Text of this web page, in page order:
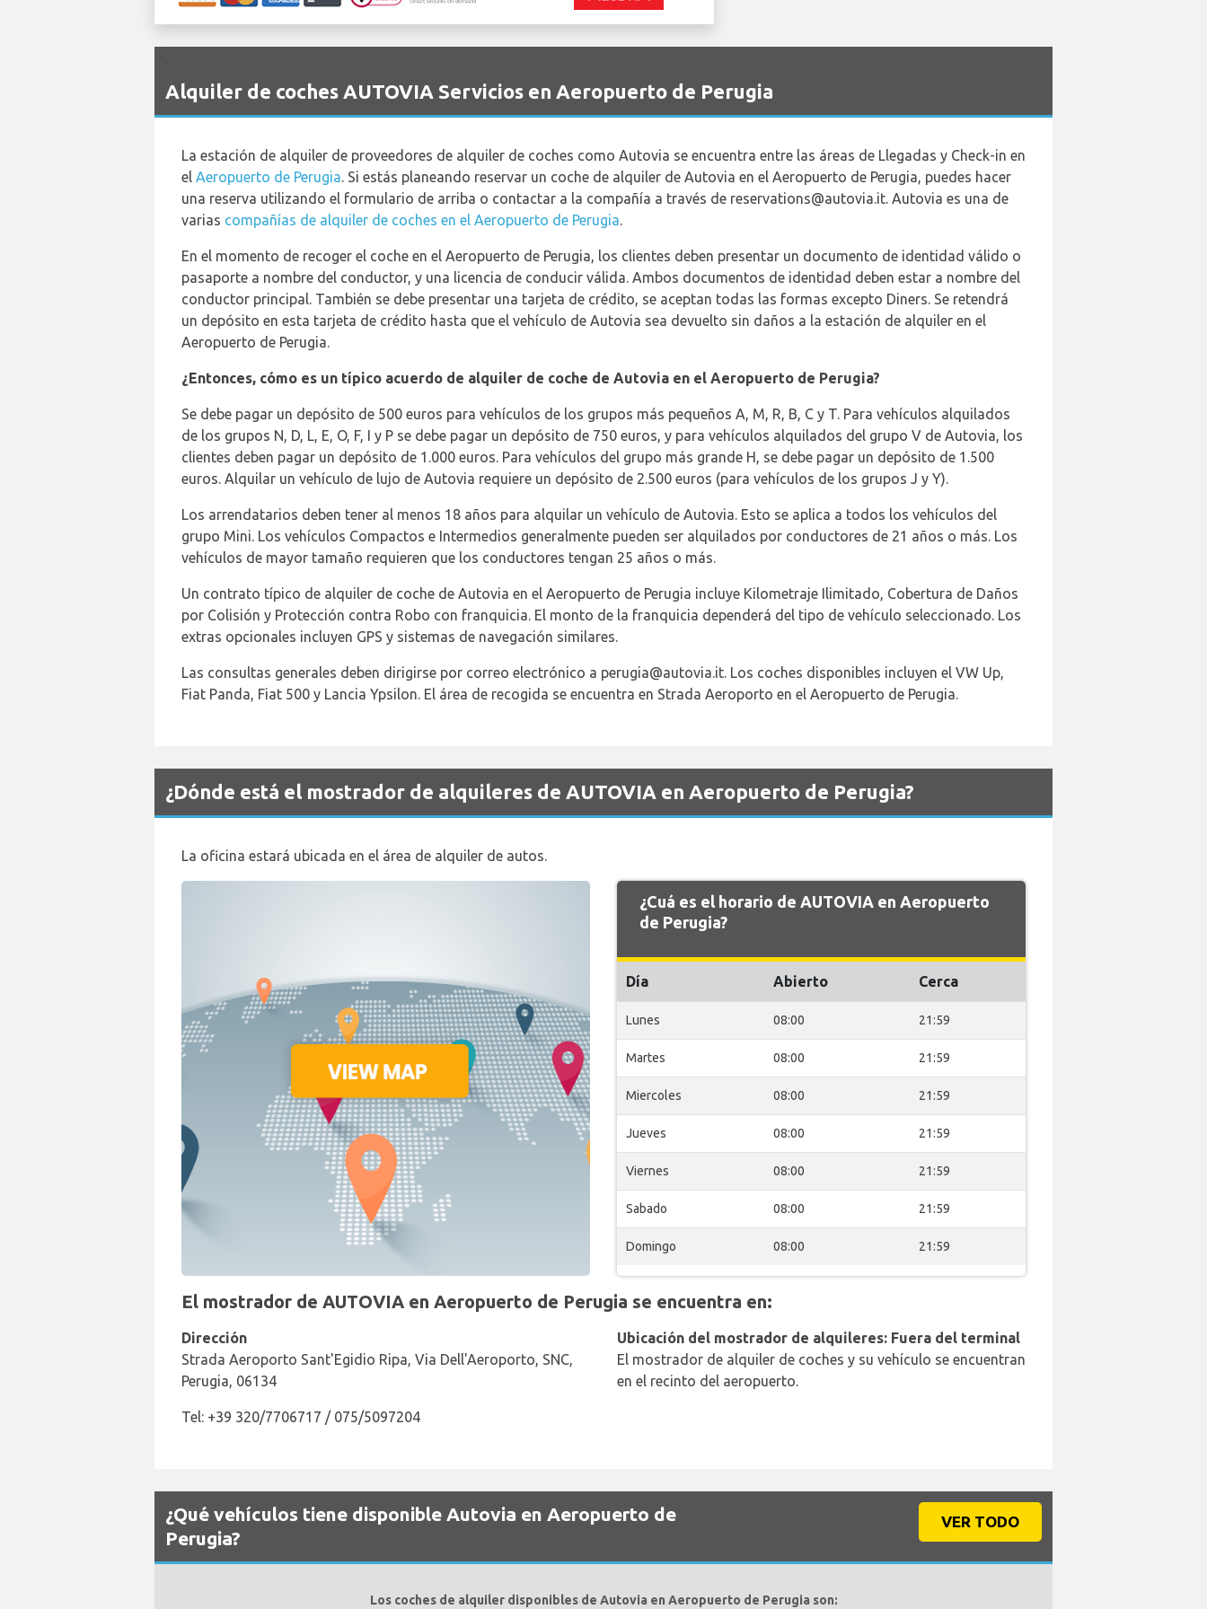
Alquiler de coches AUTOVIA Servicios en Aeropuerto de Perugia
La estación de alquiler de proveedores de alquiler de coches como Autovia se encuentra entre las áreas de Llegadas y Check-in en
el Aeropuerto de Perugia. Si estás planeando reservar un coche de alquiler de Autovia en el Aeropuerto de Perugia, puedes hacer
una reserva utilizando el formulario de arriba o contactar a la compañía a través de reservations@autovia.it. Autovia es una de
varias compañías de alquiler de coches en el Aeropuerto de Perugia.
En el momento de recoger el coche en el Aeropuerto de Perugia, los clientes deben presentar un documento de identidad válido o
pasaporte a nombre del conductor, y una licencia de conducir válida. Ambos documentos de identidad deben estar a nombre del
conductor principal. También se debe presentar una tarjeta de crédito, se aceptan todas las formas excepto Diners. Se retendrá
un depósito en esta tarjeta de crédito hasta que el vehículo de Autovia sea devuelto sin daños a la estación de alquiler en el
Aeropuerto de Perugia.
¿Entonces, cómo es un típico acuerdo de alquiler de coche de Autovia en el Aeropuerto de Perugia?
Se debe pagar un depósito de 500 euros para vehículos de los grupos más pequeños A, M, R, B, C y T. Para vehículos alquilados
de los grupos N, D, L, E, O, F, I y P se debe pagar un depósito de 750 euros, y para vehículos alquilados del grupo V de Autovia, los
clientes deben pagar un depósito de 1.000 euros. Para vehículos del grupo más grande H, se debe pagar un depósito de 1.500
euros. Alquilar un vehículo de lujo de Autovia requiere un depósito de 2.500 euros (para vehículos de los grupos J y Y).
Los arrendatarios deben tener al menos 18 años para alquilar un vehículo de Autovia. Esto se aplica a todos los vehículos del
grupo Mini. Los vehículos Compactos e Intermedios generalmente pueden ser alquilados por conductores de 21 años o más. Los
vehículos de mayor tamaño requieren que los conductores tengan 25 años o más.
Un contrato típico de alquiler de coche de Autovia en el Aeropuerto de Perugia incluye Kilometraje Ilimitado, Cobertura de Daños
por Colisión y Protección contra Robo con franquicia. El monto de la franquicia dependerá del tipo de vehículo seleccionado. Los
extras opcionales incluyen GPS y sistemas de navegación similares.
Las consultas generales deben dirigirse por correo electrónico a perugia@autovia.it. Los coches disponibles incluyen el VW Up,
Fiat Panda, Fiat 500 y Lancia Ypsilon. El área de recogida se encuentra en Strada Aeroporto en el Aeropuerto de Perugia.
¿Dónde está el mostrador de alquileres de AUTOVIA en Aeropuerto de Perugia?
La oficina estará ubicada en el área de alquiler de autos.
¿Cuá es el horario de AUTOVIA en Aeropuerto
de Perugia?
Día Abierto Cerca
Lunes 08:00 21:59
Martes 08:00 21:59
Miercoles 08:00 21:59
Jueves 08:00 21:59
Viernes 08:00 21:59
Sabado 08:00 21:59
Domingo 08:00 21:59
El mostrador de AUTOVIA en Aeropuerto de Perugia se encuentra en:
Dirección
Strada Aeroporto Sant'Egidio Ripa, Via Dell'Aeroporto, SNC,
Perugia, 06134
Tel: +39 320/7706717 / 075/5097204
Ubicación del mostrador de alquileres: Fuera del terminal
El mostrador de alquiler de coches y su vehículo se encuentran
en el recinto del aeropuerto.
¿Qué vehículos tiene disponible Autovia en Aeropuerto de
Perugia?
VER TODO
Los coches de alquiler disponibles de Autovia en Aeropuerto de Perugia son: